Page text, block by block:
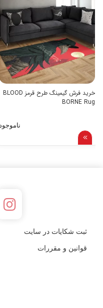
خرید فرش گیمینگ طرح قرمز BLOOD
BORNE Rug
ناموجود
ثبت شکایات در سایت
قوانین و مقررات